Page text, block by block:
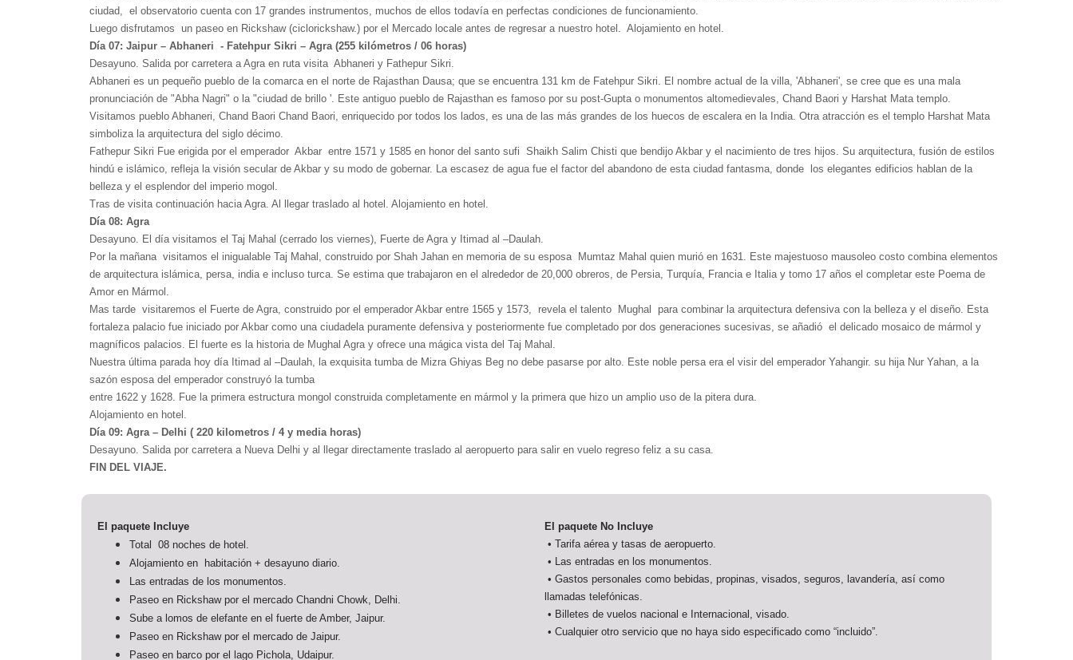
El paquete Incluye
Total 08 noches de hotel.
Alojamiento en habitación + desayuno diario.
Las entradas de los monumentos.
Paseo en Rickshaw por el mercado Chandni Chowk, Delhi.
Sube a lomos de elefante en el fuerte de Amber, Jaipur.
Paseo en Rickshaw por el mercado de Jaipur.
Paseo en barco por el lago Pichola, Udaipur.
El paquete No Incluye
• Tarifa aérea y tasas de aeropuerto.
• Las entradas en los monumentos.
• Gastos personales como bebidas, propinas, visados, seguros, lavandería, así como
llamadas telefónicas.
• Billetes de vuelos nacional e Internacional, visado.
• Cualquier otro servicio que no haya sido especificado como “incluido”.
ciudad, el observatorio cuenta con 17 grandes instrumentos, muchos de ellos todavía en perfectas condiciones de funcionamiento.
Luego disfrutamos un paseo en Rickshaw (ciclorickshaw.) por el Mercado locale antes de regresar a nuestro hotel. Alojamiento en hotel.
Día 07: Jaipur – Abhaneri - Fatehpur Sikri – Agra (255 kilómetros / 06 horas)
Desayuno. Salida por carretera a Agra en ruta visita Abhaneri y Fathepur Sikri.
Abhaneri es un pequeño pueblo de la comarca en el norte de Rajasthan Dausa; que se encuentra 131 km de Fatehpur Sikri. El nombre actual de la villa, 'Abhaneri', se cree que es una mala
pronunciación de "Abha Nagri" o la "ciudad de brillo '. Este antiguo pueblo de Rajasthan es famoso por su post-Gupta o monumentos altomedievales, Chand Baori y Harshat Mata templo.
Visitamos pueblo Abhaneri, Chand Baori Chand Baori, enriquecido por todos los lados, es una de las más grandes de los huecos de escalera en la India. Otra atracción es el templo Harshat Mata
simboliza la arquitectura del siglo décimo.
Fathepur Sikri Fue erigida por el emperador Akbar entre 1571 y 1585 en honor del santo sufi Shaikh Salim Chisti que bendijo Akbar y el nacimiento de tres hijos. Su arquitectura, fusión de estilos
hindú e islámico, refleja la visión secular de Akbar y su modo de gobernar. La escasez de agua fue el factor del abandono de esta ciudad fantasma, donde los elegantes edificios hablan de la
belleza y el esplendor del imperio mogol.
Tras de visita continuación hacia Agra. Al llegar traslado al hotel. Alojamiento en hotel.
Día 08: Agra
Desayuno. El día visitamos el Taj Mahal (cerrado los viernes), Fuerte de Agra y Itimad al –Daulah.
Por la mañana visitamos el inigualable Taj Mahal, construido por Shah Jahan en memoria de su esposa Mumtaz Mahal quien murió en 1631. Este majestuoso mausoleo costo combina elementos
de arquitectura islámica, persa, india e incluso turca. Se estima que trabajaron en el alrededor de 20,000 obreros, de Persia, Turquía, Francia e Italia y tomo 17 años el completar este Poema de
Amor en Mármol.
Mas tarde visitaremos el Fuerte de Agra, construido por el emperador Akbar entre 1565 y 1573, revela el talento Mughal para combinar la arquitectura defensiva con la belleza y el diseño. Esta
fortaleza palacio fue iniciado por Akbar como una ciudadela puramente defensiva y posteriormente fue completado por dos generaciones sucesivas, se añadió el delicado mosaico de mármol y
magníficos palacios. El fuerte es la historia de Mughal Agra y ofrece una mágica vista del Taj Mahal.
Nuestra última parada hoy día Itimad al –Daulah, la exquisita tumba de Mizra Ghiyas Beg no debe pasarse por alto. Este noble persa era el visir del emperador Yahangir. su hija Nur Yahan, a la
sazón esposa del emperador construyó la tumba
entre 1622 y 1628. Fue la primera estructura mongol construida completamente en mármol y la primera que hizo un amplio uso de la pitera dura.
Alojamiento en hotel.
Día 09: Agra – Delhi ( 220 kilometros / 4 y media horas)
Desayuno. Salida por carretera a Nueva Delhi y al llegar directamente traslado al aeropuerto para salir en vuelo regreso feliz a su casa.
FIN DEL VIAJE.